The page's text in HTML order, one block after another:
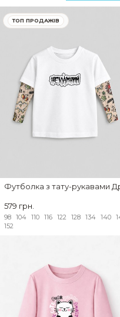
ТОП ПРОДАЖІВ
Футболка з тату-рукавами
579 грн.
98 104 110 116 122 128 134 140
152